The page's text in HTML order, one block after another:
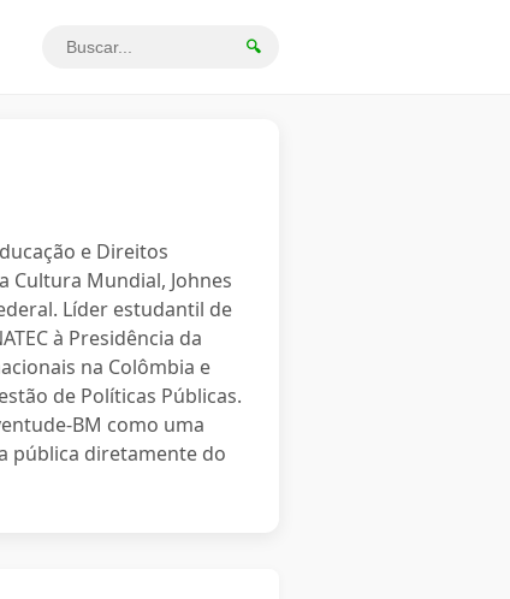
🔍
e Direitos
Cultura Mundial, Johnes
Líder estudantil de
à Presidência da
na Colômbia e
de Políticas Públicas.
BM como uma
pública diretamente do